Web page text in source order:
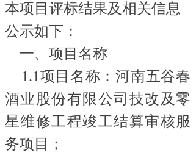
本项目评标结果及相关信息
公示如下：
一、项目名称
1.1项目名称：河南五谷春
酒业股份有限公司技改及零
星维修工程竣工结算审核服
务项目；